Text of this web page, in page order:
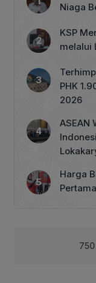
Niaga
KSP
melalui
PHK
2026
ASEAN
Harga